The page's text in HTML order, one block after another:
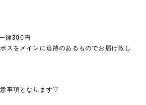
律300円
スをメインに追跡のあるものでお届け致し
事項となります▽